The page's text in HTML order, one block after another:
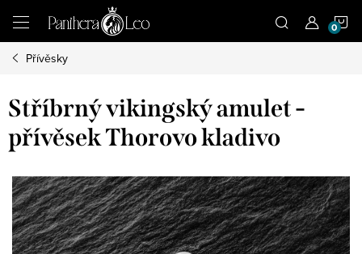
obsah
Přívěsky
Stříbrný vikingský amulet -
přívěsek Thorovo kladivo